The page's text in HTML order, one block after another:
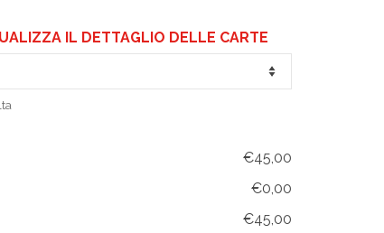
IL DETTAGLIO DELLE CARTE
€45,00
€0,00
€45,00